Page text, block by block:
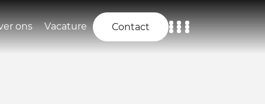
ons Vacature Contact